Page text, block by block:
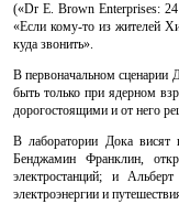
(«Dr E. Brown Enterprises:
«Если кому-то из жителей
куда звонить».
В первоначальном сценарии
быть только при ядерном
дорогостоящими и от него
В лаборатории Дока висят
Бенджамин Франклин,
электростанций; и
электроэнергии и